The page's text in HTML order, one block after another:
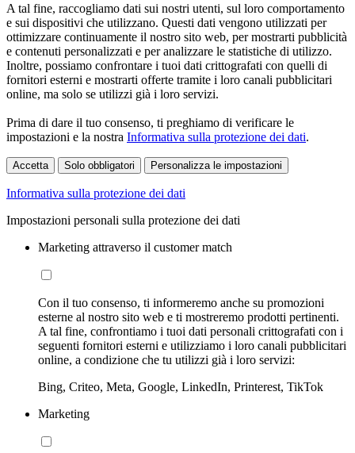
A tal fine, raccogliamo dati sui nostri utenti, sul loro comportamento
e sui dispositivi che utilizzano. Questi dati vengono utilizzati per
ottimizzare continuamente il nostro sito web, per mostrarti pubblicità
e contenuti personalizzati e per analizzare le statistiche di utilizzo.
Inoltre, possiamo confrontare i tuoi dati crittografati con quelli di
fornitori esterni e mostrarti offerte tramite i loro canali pubblicitari
online, ma solo se utilizzi già i loro servizi.
Prima di dare il tuo consenso, ti preghiamo di verificare le
impostazioni e la nostra Informativa sulla protezione dei dati.
Accetta Solo obbligatori Personalizza le impostazioni
Informativa sulla protezione dei dati
Impostazioni personali sulla protezione dei dati
Marketing attraverso il customer match
Con il tuo consenso, ti informeremo anche su promozioni
esterne al nostro sito web e ti mostreremo prodotti pertinenti.
A tal fine, confrontiamo i tuoi dati personali crittografati con i
seguenti fornitori esterni e utilizziamo i loro canali pubblicitari
online, a condizione che tu utilizzi già i loro servizi:
Bing, Criteo, Meta, Google, LinkedIn, Printerest, TikTok
Marketing